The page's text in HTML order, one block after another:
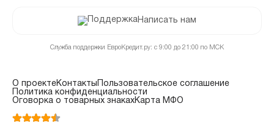
Написать нам
Служба поддержки ЕвроКредит.ру: с 9:00 до 21:00 по МСК
О проектеКонтакты Пользовательское соглашение
Политика конфиденциальности
Оговорка о товарных знакахКарта МФО